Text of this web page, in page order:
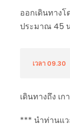
ออกเดินทางโ
ประมาณ 45
เวลา 09.30
เดินทางถึง เ
*** นำท่านแ